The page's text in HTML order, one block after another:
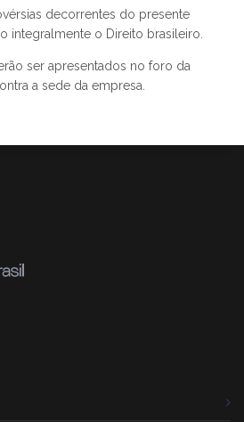
decorrentes do presente
integralmente o Direito brasileiro.
ser apresentados no foro da
a sede da empresa.